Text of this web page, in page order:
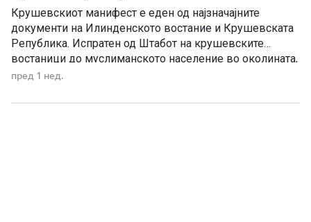
Крушевскиот манифест е еден од најзначајните
документи на Илинденското востание и Крушевската
Република. Испратен од Штабот на крушевските
востаници до муслиманското население во околината,
тој претставува повик за заедничка борба против
верата и народноста. Крушевскиот манифест Браќа
пред 1 нед.